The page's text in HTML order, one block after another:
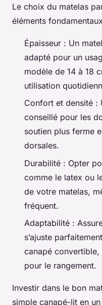
Le choix du matelas
éléments
Épaisseur : Un
adapté pour un
modèle de 14 à 18
utilisation
Confort et densité :
conseillé pour les
soutien plus ferme
dorsales.
Durabilité : Opter
comme le latex ou
de votre matelas,
fréquent.
Adaptabilité :
s’ajuste
canapé
pour le rangement.
Investir dans le bon
simple canapé-lit en